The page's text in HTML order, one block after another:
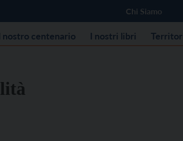
Chi Siamo
nostro centenario I nostri libri